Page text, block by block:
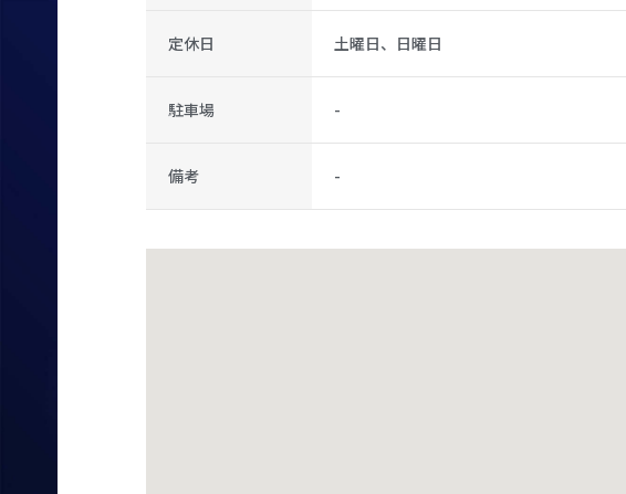
定休日 土曜日、日曜日
駐車場 -
備考 -